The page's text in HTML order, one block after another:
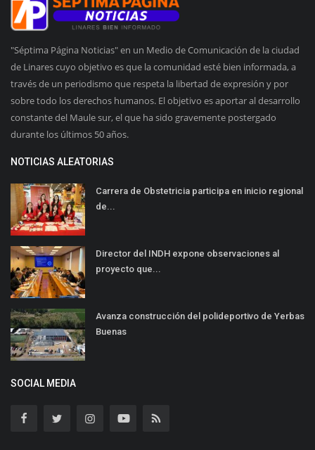
"Séptima Página Noticias" en un Medio de Comunicación de la ciudad
de Linares cuyo objetivo es que la comunidad esté bien informada, a
través de un periodismo que respeta la libertad de expresión y por
sobre todo los derechos humanos. El objetivo es aportar al desarrollo
constante del Maule sur, el que ha sido gravemente postergado
durante los últimos 50 años.
NOTICIAS ALEATORIAS
Carrera de Obstetricia participa en inicio regional
de...
Director del INDH expone observaciones al
proyecto que...
Avanza construcción del polideportivo de Yerbas
Buenas
SOCIAL MEDIA